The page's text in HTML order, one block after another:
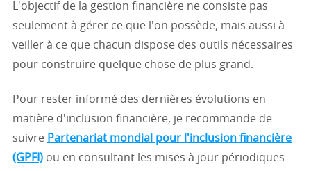
L'objectif de la gestion financière ne consiste pas
seulement à gérer ce que l'on possède, mais aussi à
veiller à ce que chacun dispose des outils nécessaires
pour construire quelque chose de plus grand.
Pour rester informé des dernières évolutions en
matière d'inclusion financière, je recommande de
suivre Partenariat mondial pour l'inclusion financière
(GPFI) ou en consultant les mises à jour périodiques